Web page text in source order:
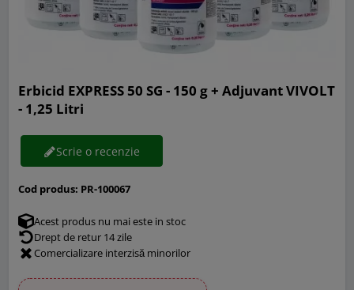
Erbicid EXPRESS 50 SG - 150 g + Adjuvant VIVOLT
- 1,25 Litri
Scrie o recenzie
Cod produs: PR-100067
Acest produs nu mai este in stoc
Drept de retur 14 zile
Comercializare interzisă minorilor